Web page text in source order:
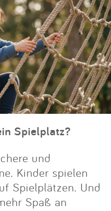
Spielplatz?
und
Kinder spielen
Spielplätzen. Und
Spaß an